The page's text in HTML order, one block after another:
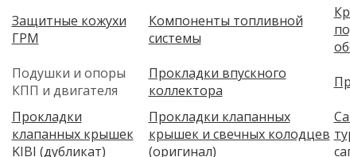
Защитные кожухи
ГРМ
Компоненты топливной
системы
Подушки и опоры
КПП и двигателя
Прокладки впускного
коллектора
Прокладки
клапанных крышек
KIBI (дубликат)
Прокладки клапанных
крышек и свечных колодцев
(оригинал)